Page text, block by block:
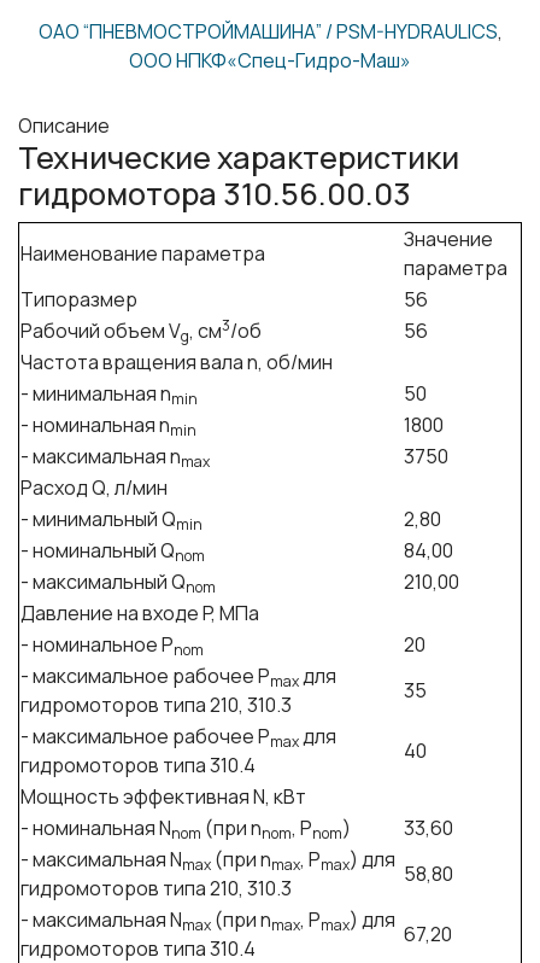
ОАО “ПНЕВМОСТРОЙМАШИНА” / PSM-HYDRAULICS,
ООО НПКФ«Спец-Гидро-Маш»
Описание
Технические характеристики
гидромотора 310.56.00.03
Наименование параметра
Значение
параметра
Типоразмер
56
Рабочий объем Vg, см3/об
56
Частота вращения вала n, об/мин
- минимальная nmin
50
- номинальная nmin
1800
- максимальная nmax
3750
Расход Q, л/мин
- минимальный Qmin
2,80
- номинальный Qnom
84,00
- максимальный Qnom
210,00
Давление на входе P, МПа
- номинальное Pnom
20
- максимальное рабочее Pmaxдля
гидромоторов типа 210, 310.3
35
- максимальное рабочее Pmaxдля
гидромоторов типа 310.4
40
Мощность эффективная N, кВт
- номинальная Nnom (при nnom, Pnom)
33,60
- максимальная Nmax (при nmax, Pmax) для
гидромоторов типа 210, 310.3
58,80
- максимальная Nmax (при nmax, Pmax) для
гидромоторов типа 310.4
67,20